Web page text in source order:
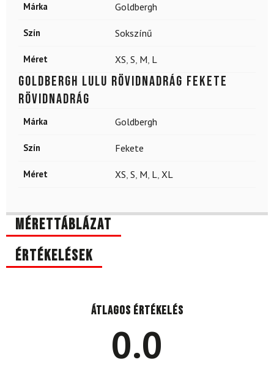
Márka Goldbergh
Szín Sokszínű
Méret XS, S, M, L
GOLDBERGH Lulu Rövidnadrág Fekete
rövidnadrág
Márka Goldbergh
Szín Fekete
Méret XS, S, M, L, XL
Mérettáblázat
Értékelések
Átlagos értékelés
0.0